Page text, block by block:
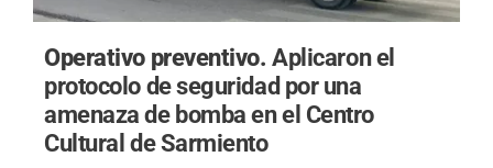
Operativo preventivo.Aplicaron el
protocolo de seguridad por una
amenaza de bomba en el Centro
Cultural de Sarmiento